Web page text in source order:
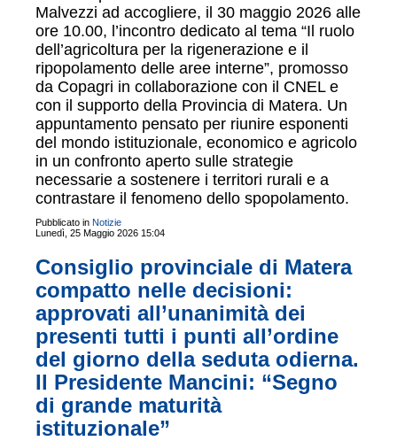
Malvezzi ad accogliere, il 30 maggio 2026 alle
ore 10.00, l’incontro dedicato al tema “Il ruolo
dell’agricoltura per la rigenerazione e il
ripopolamento delle aree interne”, promosso
da Copagri in collaborazione con il CNEL e
con il supporto della Provincia di Matera. Un
appuntamento pensato per riunire esponenti
del mondo istituzionale, economico e agricolo
in un confronto aperto sulle strategie
necessarie a sostenere i territori rurali e a
contrastare il fenomeno dello spopolamento.
Pubblicato in Notizie
Lunedì, 25 Maggio 2026 15:04
Consiglio provinciale di Matera
compatto nelle decisioni:
approvati all’unanimità dei
presenti tutti i punti all’ordine
del giorno della seduta odierna.
Il Presidente Mancini: “Segno
di grande maturità
istituzionale”